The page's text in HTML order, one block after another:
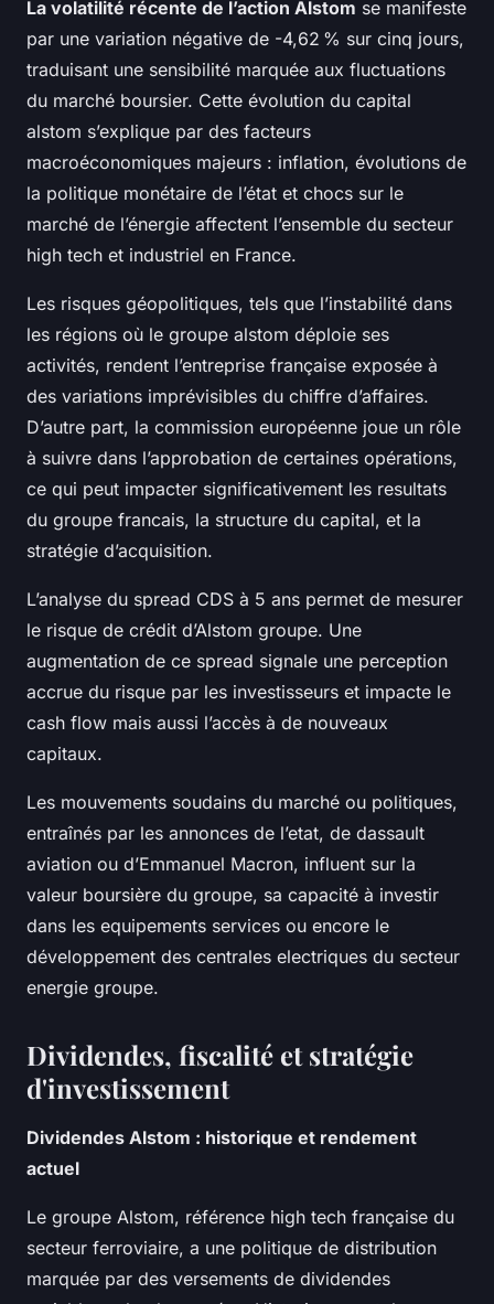
La volatilité récente de l’action Alstom se manifeste
par une variation négative de -4,62 % sur cinq jours,
traduisant une sensibilité marquée aux fluctuations
du marché boursier. Cette évolution du capital
alstom s’explique par des facteurs
macroéconomiques majeurs : inflation, évolutions de
la politique monétaire de l’état et chocs sur le
marché de l’énergie affectent l’ensemble du secteur
high tech et industriel en France.
Les risques géopolitiques, tels que l’instabilité dans
les régions où le groupe alstom déploie ses
activités, rendent l’entreprise française exposée à
des variations imprévisibles du chiffre d’affaires.
D’autre part, la commission européenne joue un rôle
à suivre dans l’approbation de certaines opérations,
ce qui peut impacter significativement les resultats
du groupe francais, la structure du capital, et la
stratégie d’acquisition.
L’analyse du spread CDS à 5 ans permet de mesurer
le risque de crédit d’Alstom groupe. Une
augmentation de ce spread signale une perception
accrue du risque par les investisseurs et impacte le
cash flow mais aussi l’accès à de nouveaux
capitaux.
Les mouvements soudains du marché ou politiques,
entraînés par les annonces de l’etat, de dassault
aviation ou d’Emmanuel Macron, influent sur la
valeur boursière du groupe, sa capacité à investir
dans les equipements services ou encore le
développement des centrales electriques du secteur
energie groupe.
Dividendes, fiscalité et stratégie
d'investissement
Dividendes Alstom : historique et rendement
actuel
Le groupe Alstom, référence high tech française du
secteur ferroviaire, a une politique de distribution
marquée par des versements de dividendes